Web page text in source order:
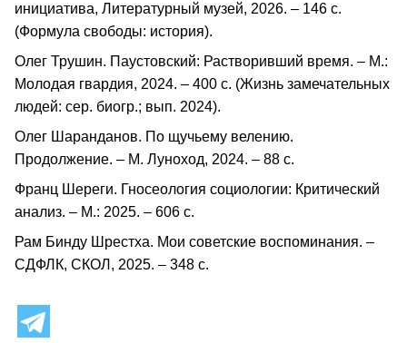
инициатива, Литературный музей, 2026. – 146 c.
(Формула свободы: история).
Олег Трушин. Паустовский: Растворивший время. – М.:
Молодая гвардия, 2024. – 400 с. (Жизнь замечательных
людей: сер. биогр.; вып. 2024).
Олег Шаранданов. По щучьему велению.
Продолжение. – М. Луноход, 2024. – 88 с.
Франц Шереги. Гносеология социологии: Критический
анализ. – М.: 2025. – 606 с.
Рам Бинду Шрестха. Мои советские воспоминания. –
СДФЛК, СКОЛ, 2025. – 348 с.